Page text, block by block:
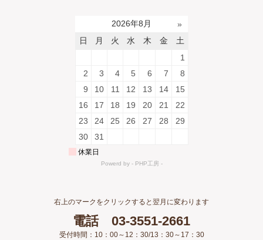
右上のマークをクリックすると翌月に変わります
電話 03-3551-2661
受付時間：10：00～12：30/13：30～17：30